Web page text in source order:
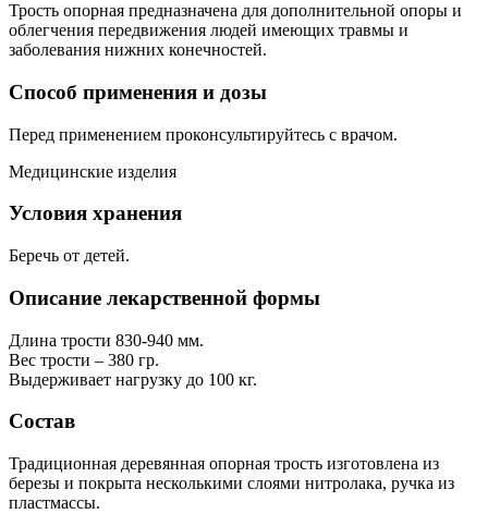
Трость опорная предназначена для дополнительной опоры и
облегчения передвижения людей имеющих травмы и
заболевания нижних конечностей.
Способ применения и дозы
Перед применением проконсультируйтесь с врачом.
Медицинские изделия
Условия хранения
Беречь от детей.
Описание лекарственной формы
Длина трости 830-940 мм.
Вес трости – 380 гр.
Выдерживает нагрузку до 100 кг.
Состав
Традиционная деревянная опорная трость изготовлена из
березы и покрыта несколькими слоями нитролака, ручка из
пластмассы.